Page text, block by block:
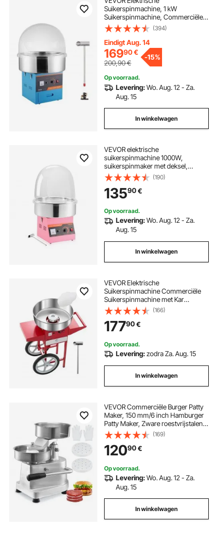
Suikerspinmachine, 1 kW
Suikerspinmachine, Commerciële
Suikerspinmachine met Deksel,
RVS Kom, Suikerschep, Lade, voor
Kinderverjaardagen,
Familiefeestjes, Blauw
(394)
Eindigt Aug. 14
16990€
200,90€
-15%
Op voorraad.
Levering:Wo. Aug. 12 - Za.
Aug. 15
In winkelwagen
VEVOR elektrische
suikerspinmachine 1000W,
suikerspinmaker met deksel,
roestvrijstalen kom en suikerlepel,
ideaal voor carnaval, verjaardagen,
familiefeesten, roze
suikerspinmachine
(190)
13590€
Op voorraad.
Levering:Wo. Aug. 12 - Za.
Aug. 15
In winkelwagen
VEVOR Elektrische
Suikerspinmachine Commerciële
Suikerspinmachine met Kar
(1000W) met 52cm RVS Kom &
Suikerschep & Lade, Perfect voor
Kinderfeestjes Familiefeestjes Rood
(166)
17790€
Op voorraad.
Levering:zodra Za. Aug. 15
In winkelwagen
VEVOR Commerciële Burger Patty
Maker, 150 mm/6 inch Hamburger
Patty Maker, Zware roestvrijstalen
komburgerpers voor
levensmiddelen,
Keukenvleesvormmachine met
1000 stuks Patty-papier
(169)
12090€
Op voorraad.
Levering:Wo. Aug. 12 - Za.
Aug. 15
In winkelwagen